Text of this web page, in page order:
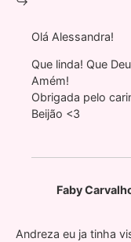
Olá Alessandra!
Que linda! Que
Amém!
Obrigada pelo
Beijão <3
Faby
Andreza eu ja tinha